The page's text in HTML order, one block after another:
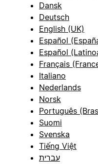
Dansk
Deutsch
English (UK)
Español
Español
Français
Italiano
Nederlands
Norsk
Português
Suomi
Svenska
Tiếng Việt
עברית